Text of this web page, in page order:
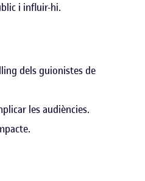
i influir-hi.
dels guionistes de
les audiències.